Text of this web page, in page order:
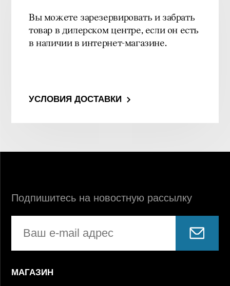
Вы можете зарезервировать и забрать
товар в дилерском центре, если он есть
в наличии в интернет-магазине.
УСЛОВИЯ ДОСТАВКИ
МАГАЗИН
Подпишитесь на новостную рассылку